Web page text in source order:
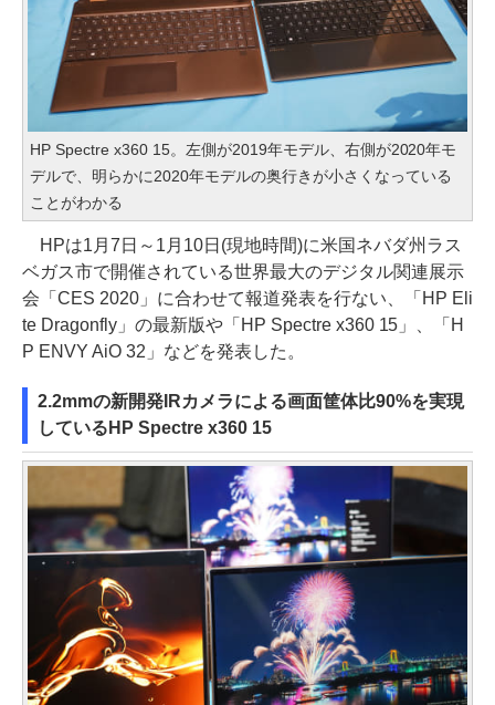
HP Spectre x360 15。左側が2019年モデル、右側が2020年モ
デルで、明らかに2020年モデルの奥行きが小さくなっている
ことがわかる
HPは1月7日～1月10日(現地時間)に米国ネバダ州ラス
ベガス市で開催されている世界最大のデジタル関連展示
会「CES 2020」に合わせて報道発表を行ない、「HP Eli
te Dragonfly」の最新版や「HP Spectre x360 15」、「H
P ENVY AiO 32」などを発表した。
2.2mmの新開発IRカメラによる画面筐体比90%を実現
しているHP Spectre x360 15